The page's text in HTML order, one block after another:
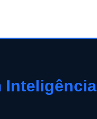
Inteligência